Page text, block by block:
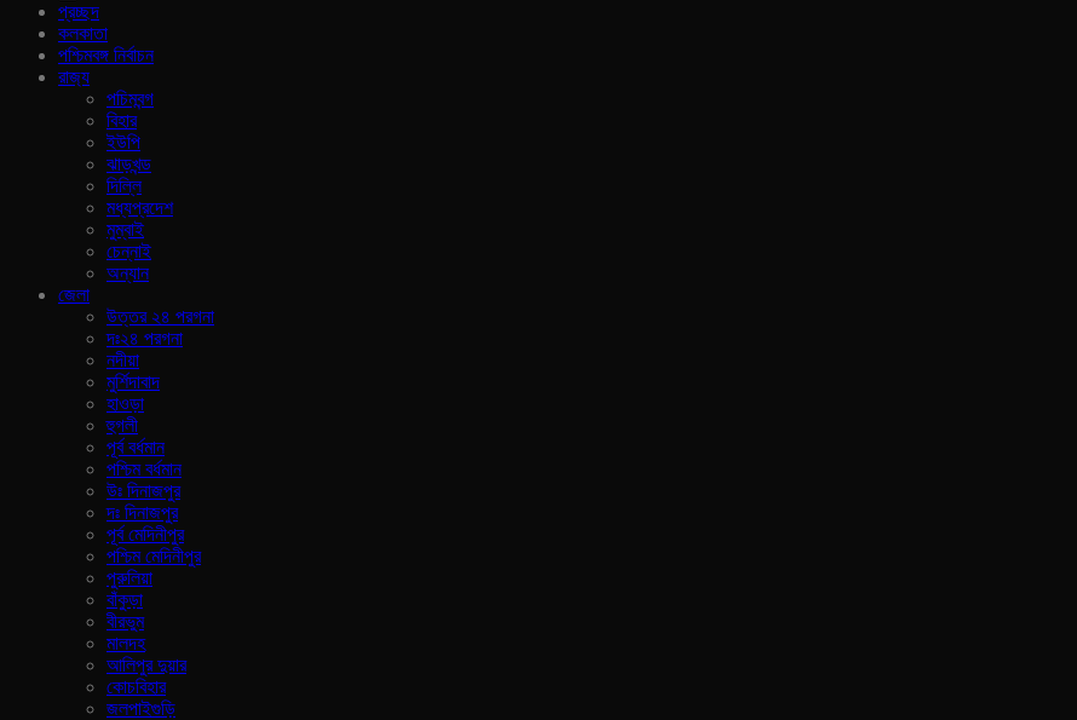
প্রচ্ছদ
কলকাতা
পশ্চিমবঙ্গ নির্বাচন
রাজ‍্য
পচিমবন্গ
বিহার
ইউপি
ঝাড়খন্ড
দিল্লি
মধ্যপ্রদেশ
মুম্বাই
চেন্নাই
অন্যান
জেলা
উত্তর ২৪ পরগনা
দঃ২৪ পরগনা
নদীয়া
মুর্শিদাবাদ
হাওড়া
হুগলী
পূর্ব বর্ধমান
পশ্চিম বর্ধমান
উঃ দিনাজপুর
দঃ দিনাজপুর
পূর্ব মেদিনীপুর
পশ্চিম মেদিনীপুর
পুরুলিয়া
বাঁকুড়া
বীরভুম
মালদহ
আলিপুর দুয়ার
কোচবিহার
জলপাইগুড়ি